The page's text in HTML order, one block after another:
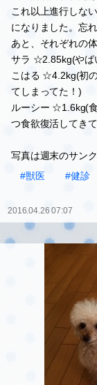
予防接種
昨日は獣医さんの
いつもの定期検診
サラ、やっぱり目
悪く、眩しいから
眼圧も低いらしく
これ以上進行しな
になりました。忘
サラ ☆2.85kg(やば
こはる ☆4.2kg(初
てしまってた！)
ルーシー ☆1.6kg(
つ食欲復活してき
写真は週末のサン
#健診
2016.04.26 07:07